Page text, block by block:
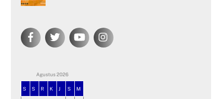
Agustus 2026
S S R K J S M